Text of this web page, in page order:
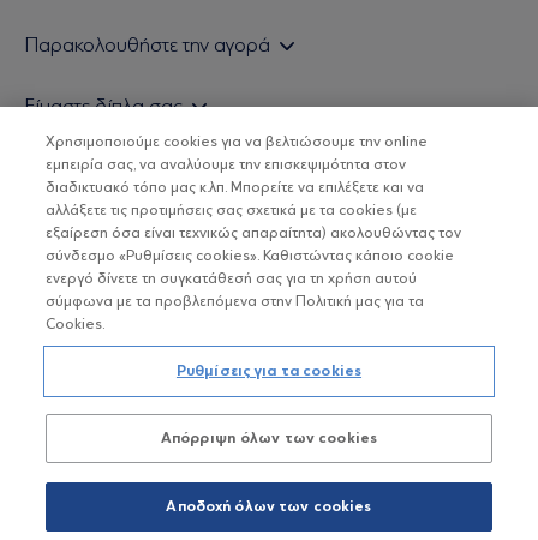
Τιμολογιακή Πολιτική
Δείτε τις πολιτικές μας
Βασικές Γνώσεις
Παρακολουθήστε την αγορά
Τα νέα μας
Χρήσιμοι σύνδεσμοι
Είμαστε δίπλα σας
H Eurobank Asset Management ΑΕΔΑΚ
Επενδυτική φιλοσοφία ESG
Πιστοποιημένα στελέχη και συνεργάτες
Αποστολή Βιογραφικών
ΟΙ ΟΣΕΚΑ ΔΕΝ ΕΧΟΥΝ ΕΓΓΥΗΜΕΝΗ ΑΠΟΔΟΣΗ ΚΑΙ ΟΙ
ΠΡΟΗΓΟΥΜΕΝΕΣ ΑΠΟΔΟΣΕΙΣ ΔΕΝ ΔΙΑΣΦΑΛΙΖΟΥΝ ΤΙΣ
ΜΕΛΛΟΝΤΙΚΕΣ
Copyright © Eurobank ΑΕΔΑΚ
Προστασία Προσωπικών Δεδομένων
Όροι χρήσης
Πολιτική cookies
Χρησιμοποιούμε cookies για να βελτιώσουμε την online
εμπειρία σας, να αναλύουμε την επισκεψιμότητα στον
διαδικτυακό τόπο μας κ.λπ. Μπορείτε να επιλέξετε και να
αλλάξετε τις προτιμήσεις σας σχετικά με τα cookies (με
εξαίρεση όσα είναι τεχνικώς απαραίτητα) ακολουθώντας τον
σύνδεσμο «Ρυθμίσεις cookies». Καθιστώντας κάποιο cookie
ενεργό δίνετε τη συγκατάθεσή σας για τη χρήση αυτού
σύμφωνα με τα προβλεπόμενα στην Πολιτική μας για τα
Cookies.
Ρυθμίσεις για τα cookies
Απόρριψη όλων των cookies
Αποδοχή όλων των cookies